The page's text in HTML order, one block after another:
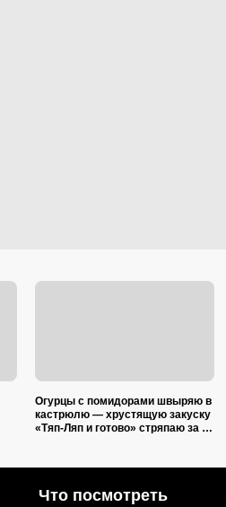
Огурцы с помидорами швыряю в
кастрюлю — хрустящую закуску
«Тяп-Ляп и готово» стряпаю за 15
Что посмотреть